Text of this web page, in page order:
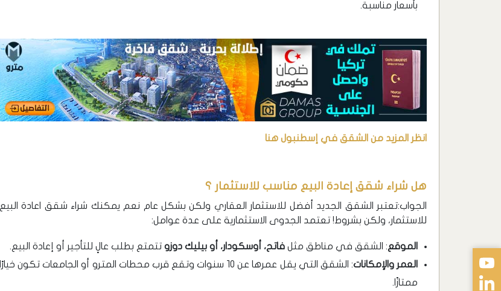
بأسعار مناسبة.
انظر المزيد من الشقق في إسطنبول هنا
هل شراء شقق إعادة البيع مناسب للاستثمار ؟
الجواب:تعتبر الشقق الجديد أفضل للاستثمار العقاري ولكن بشكل عام نعم يمكنك شراء شقق اعادة البيع
للاستثمار، ولكن بشروط! تعتمد الجدوى الاستثمارية على عدة عوامل:
الموقع: الشقق في مناطق مثل فاتح، أوسكودار، أو بيليك دوزو تتمتع بطلب عالٍ للتأجير أو إعادة البيع.
العمر والإمكانات
: الشقق التي يقل عمرها عن 10 سنوات وتقع قرب محطات المترو أو الجامعات تكون خيارًا
ممتازًا.